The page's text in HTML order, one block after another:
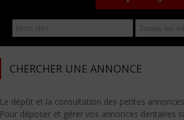
CHERCHER UNE ANNONCE
Le dépôt et la consultation des petites
Pour déposer et gérer vos annonces dentaires